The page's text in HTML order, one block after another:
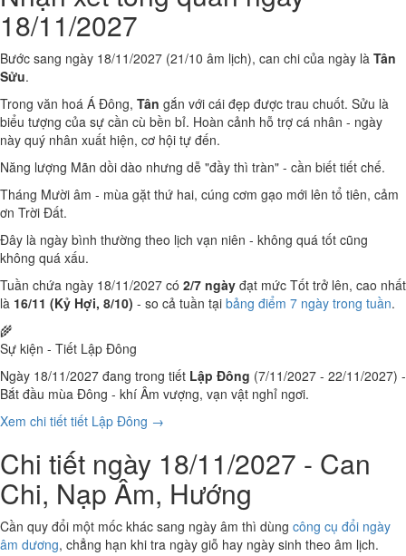
18/11/2027
Bước sang ngày 18/11/2027 (21/10 âm lịch), can chi của ngày là Tân
Sửu.
Trong văn hoá Á Đông, Tân gắn với cái đẹp được trau chuốt. Sửu là
biểu tượng của sự cần cù bền bỉ. Hoàn cảnh hỗ trợ cá nhân - ngày
này quý nhân xuất hiện, cơ hội tự đến.
Năng lượng Mãn dồi dào nhưng dễ "đầy thì tràn" - cần biết tiết chế.
Tháng Mười âm - mùa gặt thứ hai, cúng cơm gạo mới lên tổ tiên, cảm
ơn Trời Đất.
Đây là ngày bình thường theo lịch vạn niên - không quá tốt cũng
không quá xấu.
Tuần chứa ngày 18/11/2027 có 2/7 ngày đạt mức Tốt trở lên, cao nhất
là 16/11 (Kỷ Hợi, 8/10) - so cả tuần tại bảng điểm 7 ngày trong tuần.
🌾
Sự kiện - Tiết Lập Đông
Ngày 18/11/2027 đang trong tiết Lập Đông (7/11/2027 - 22/11/2027) -
Bắt đầu mùa Đông - khí Âm vượng, vạn vật nghỉ ngơi.
Xem chi tiết tiết Lập Đông →
Chi tiết ngày 18/11/2027 - Can
Chi, Nạp Âm, Hướng
Cần quy đổi một mốc khác sang ngày âm thì dùng công cụ đổi ngày
âm dương, chẳng hạn khi tra ngày giỗ hay ngày sinh theo âm lịch.